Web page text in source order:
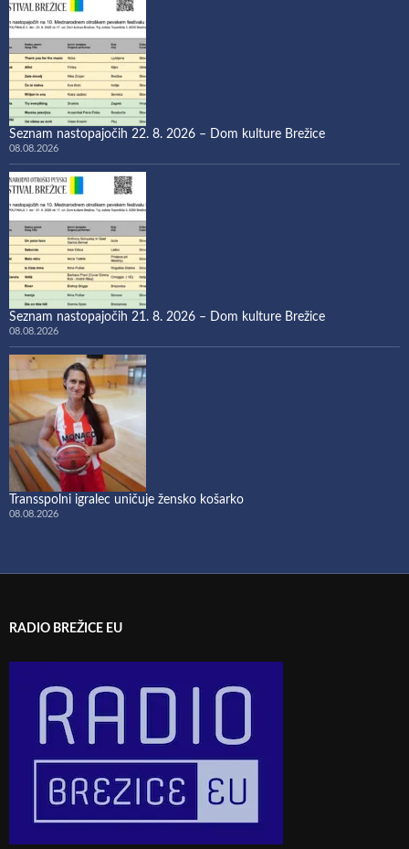
Seznam nastopajočih 22. 8. 2026 – Dom kulture Brežice
08.08.2026
Seznam nastopajočih 21. 8. 2026 – Dom kulture Brežice
08.08.2026
Transspolni igralec uničuje žensko košarko
08.08.2026
RADIO BREŽICE EU